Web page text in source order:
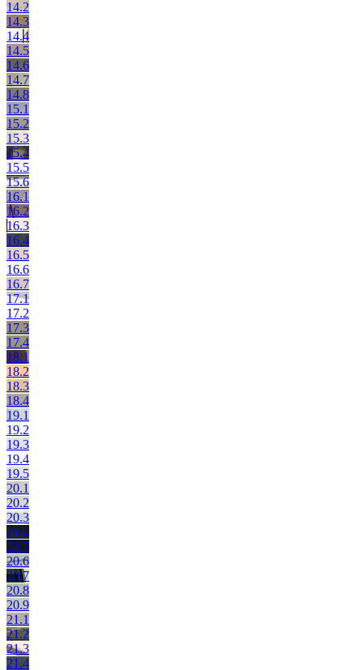
14.2
14.3
14.4
14.5
14.6
14.7
14.8
15.1
15.2
15.3
15.4
15.5
15.6
16.1
16.2
16.3
16.4
16.5
16.6
16.7
17.1
17.2
17.3
17.4
18.1
18.2
18.3
18.4
19.1
19.2
19.3
19.4
19.5
20.1
20.2
20.3
20.4
20.5
20.6
20.7
20.8
20.9
21.1
21.2
21.3
21.4